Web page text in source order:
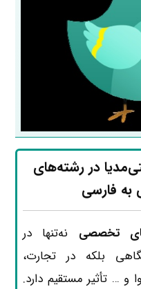
در رشته‌های
به فارسی
تخصصی نه‌تنها در
بلکه در تجارت،
و … تأثیر مستقیم دارد.